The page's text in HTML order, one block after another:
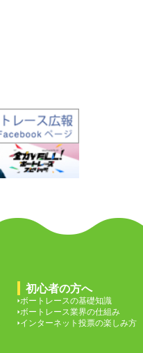
初心者の方へ
ボートレースの基礎知識
ボートレース業界の仕組み
インターネット投票の楽しみ方